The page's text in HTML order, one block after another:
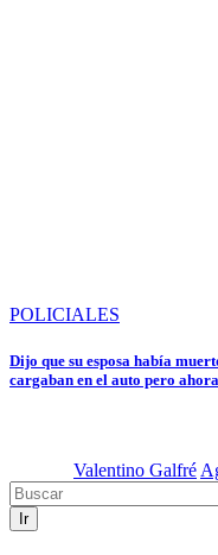
POLICIALES
Dijo que su esposa había
cargaban en el auto pero
Valentino Galfré
Ir